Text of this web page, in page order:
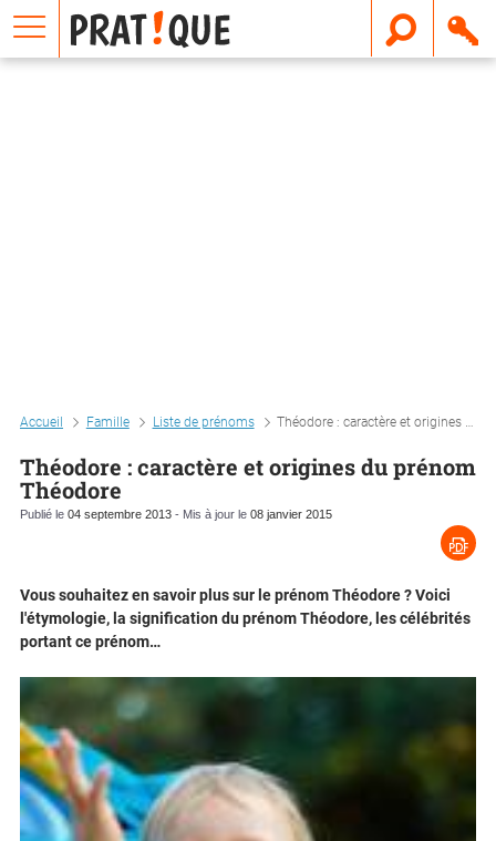
Accueil Famille Liste de prénoms Théodore : caractère et origines du prénom théodore
Théodore : caractère et origines du prénom
Théodore
Publié le 04 septembre 2013 - Mis à jour le 08 janvier 2015
Vous souhaitez en savoir plus sur le prénom Théodore ? Voici
l'étymologie, la signification du prénom Théodore, les célébrités
portant ce prénom…
E
m
a